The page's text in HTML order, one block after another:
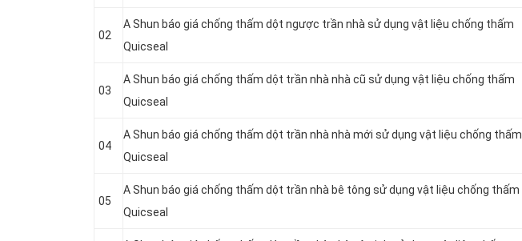
02
A Shun báo giá chống thấm dột ngược trần nhà sử dụng vật liệu chống thấm
Quicseal
03
A Shun báo giá chống thấm dột trần nhà nhà cũ sử dụng vật liệu chống thấm
Quicseal
04
A Shun báo giá chống thấm dột trần nhà nhà mới sử dụng vật liệu chống thấm
Quicseal
05
A Shun báo giá chống thấm dột trần nhà bê tông sử dụng vật liệu chống thấm
Quicseal